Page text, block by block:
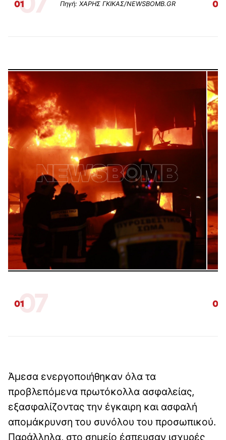
01 Πηγή: ΧΑΡΗΣ ΓΚΙΚΑΣ/NEWSBOMB.GR 02
0107 02
Άμεσα ενεργοποιήθηκαν όλα τα
προβλεπόμενα πρωτόκολλα ασφαλείας,
εξασφαλίζοντας την έγκαιρη και ασφαλή
απομάκρυνση του συνόλου του προσωπικού.
Παράλληλα, στο σημείο έσπευσαν ισχυρές